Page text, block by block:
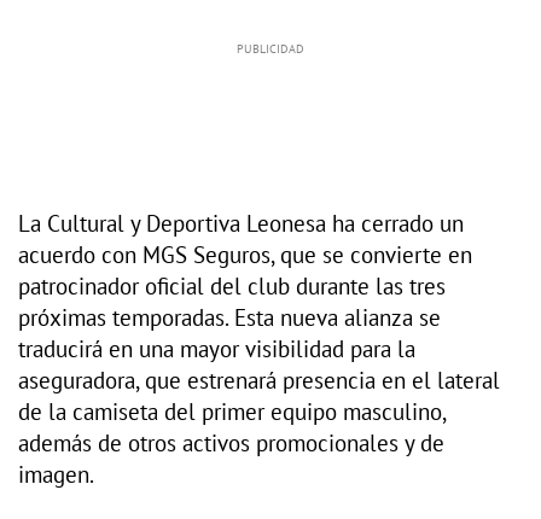
La Cultural y Deportiva Leonesa ha cerrado un
acuerdo con MGS Seguros, que se convierte en
patrocinador oficial del club durante las tres
próximas temporadas. Esta nueva alianza se
traducirá en una mayor visibilidad para la
aseguradora, que estrenará presencia en el lateral
de la camiseta del primer equipo masculino,
además de otros activos promocionales y de
imagen.